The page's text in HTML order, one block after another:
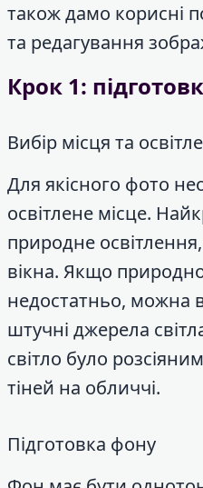
також дамо корисні
та редагування
Крок 1:
Вибір місця та
Для якісного фото
освітлене місце.
природне
вікна. Якщо
недостатньо, можна
штучні джерела
світло було
тіней на обличчі.
Підготовка фону